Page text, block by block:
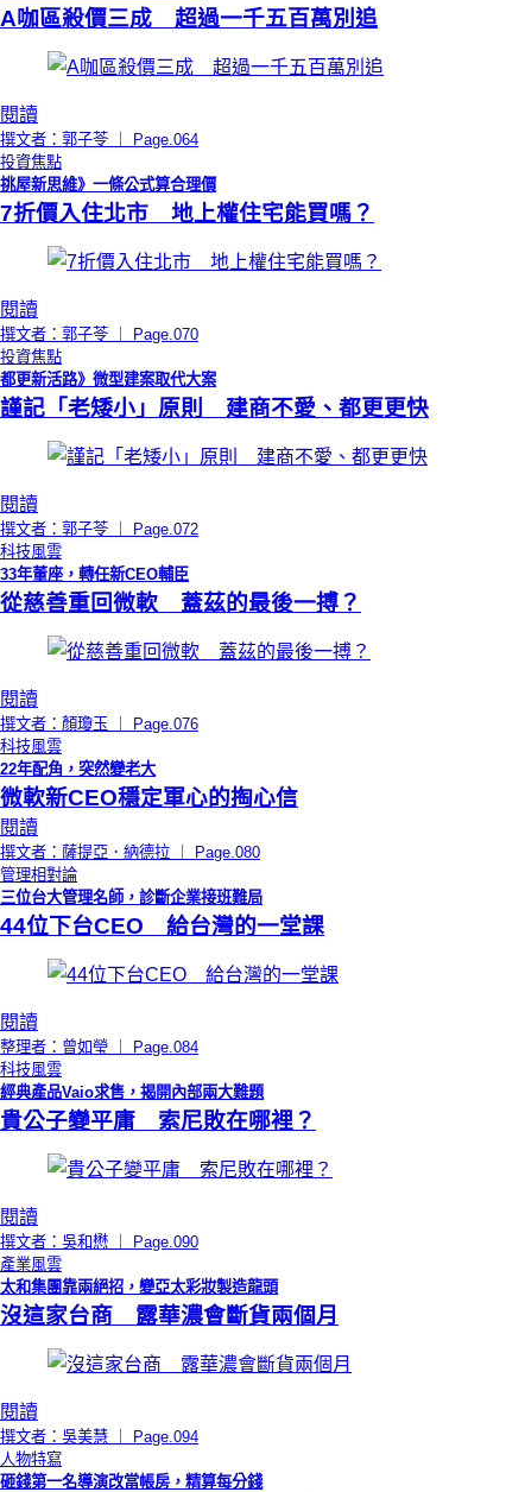
A咖區殺價三成 超過一千五百萬別追
閱讀
撰文者：郭子苓 ｜ Page.064
投資焦點
挑屋新思維》一條公式算合理價
7折價入住北市 地上權住宅能買嗎？
閱讀
撰文者：郭子苓 ｜ Page.070
投資焦點
都更新活路》微型建案取代大案
謹記「老矮小」原則 建商不愛、都更更快
閱讀
撰文者：郭子苓 ｜ Page.072
科技風雲
33年董座，轉任新CEO輔臣
從慈善重回微軟 蓋茲的最後一搏？
閱讀
撰文者：顏瓊玉 ｜ Page.076
科技風雲
22年配角，突然變老大
微軟新CEO穩定軍心的掏心信
閱讀
撰文者：薩提亞．納德拉 ｜ Page.080
管理相對論
三位台大管理名師，診斷企業接班難局
44位下台CEO 給台灣的一堂課
閱讀
整理者：曾如瑩 ｜ Page.084
科技風雲
經典產品Vaio求售，揭開內部兩大難題
貴公子變平庸 索尼敗在哪裡？
閱讀
撰文者：吳和懋 ｜ Page.090
產業風雲
太和集團靠兩絕招，變亞太彩妝製造龍頭
沒這家台商 露華濃會斷貨兩個月
閱讀
撰文者：吳美慧 ｜ Page.094
人物特寫
砸錢第一名導演改當帳房，精算每分錢